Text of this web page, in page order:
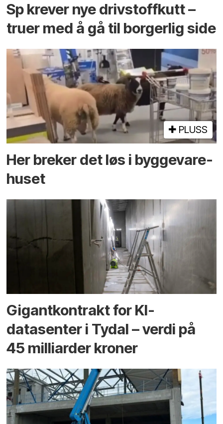
Sp krever nye drivstoffkutt –
truer med å gå til borgerlig side
PLUSS
Her breker det løs i bygge­vare­
huset
Gigantkontrakt for KI-
datasenter i Tydal – verdi på
45 milliarder kroner